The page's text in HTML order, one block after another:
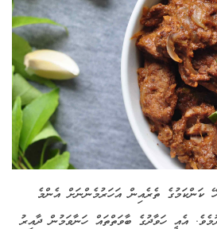
ކަންކަމުގެ ތެރެއިން އަހަރުމެންނަށް އެންމެ
އެއީ ހަވާދުގެ ބާވަތްތައް ހަނާވަމުން ދާއިރު